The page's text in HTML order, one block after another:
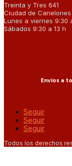
Treinta y Tres 641
Ciudad de Canelones
Lunes a viernes 9:30
Sábados 9:30 a 13 h
Envíos a
Seguir
Seguir
Seguir
Todos los derechos